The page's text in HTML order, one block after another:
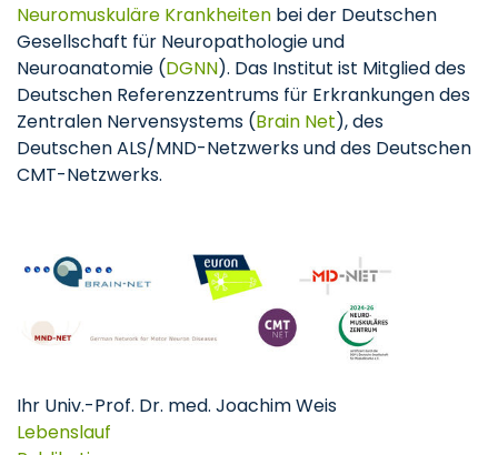
Neuromuskuläre Krankheiten bei der Deutschen
Gesellschaft für Neuropathologie und
Neuroanatomie (DGNN). Das Institut ist Mitglied des
Deutschen Referenzzentrums für Erkrankungen des
Zentralen Nervensystems (Brain Net), des
Deutschen ALS/MND-Netzwerks und des Deutschen
CMT-Netzwerks.
Ihr Univ.-Prof. Dr. med. Joachim Weis
Lebenslauf